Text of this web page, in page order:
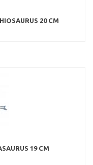
20 CM
19 CM